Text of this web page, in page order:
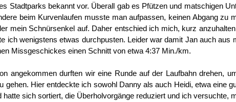
Stadtparks bekannt vor. Überall gab es Pfützen und matschigen
beim Kurvenlaufen musste man aufpassen, keinen Abgang
mein Schnürsenkel auf. Daher entschied ich mich, kurz
ich wenigstens etwas durchpusten. Leider war damit Jan auch
Missgeschickes einen Schnitt von etwa 4:37 Min./km.
angekommen durften wir eine Runde auf der Laufbahn drehen,
gehen. Hier entdeckte ich sowohl Danny als auch Heidi, etwa eine
hatte sich sortiert, die Überholvorgänge reduziert und ich